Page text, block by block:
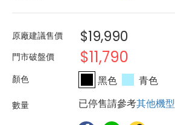
原廠建議售價 $19,990
門市破盤價 $11,790
黑色
青色
已停售請參考其他機型